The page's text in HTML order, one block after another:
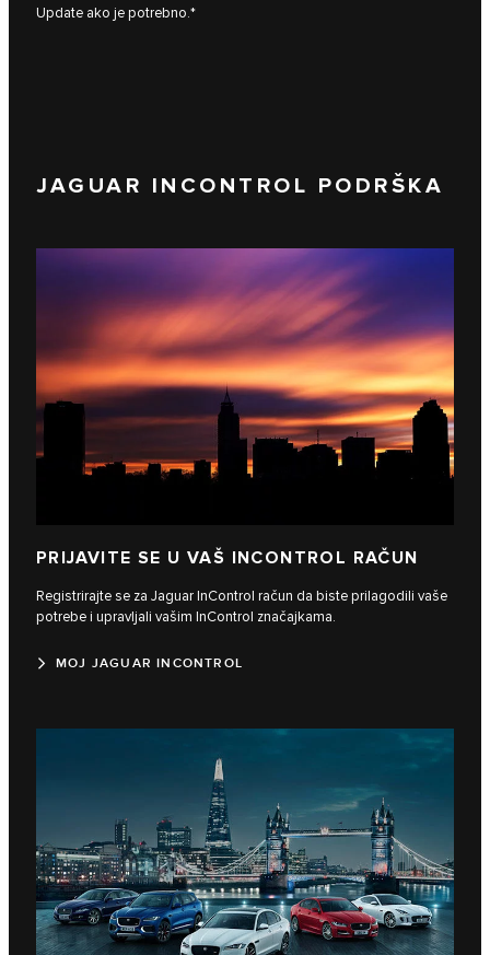
Update ako je potrebno.*
JAGUAR INCONTROL PODRŠKA
PRIJAVITE SE U VAŠ INCONTROL RAČUN
Registrirajte se za Jaguar InControl račun da biste prilagodili vaše
potrebe i upravljali vašim InControl značajkama.
MOJ JAGUAR INCONTROL